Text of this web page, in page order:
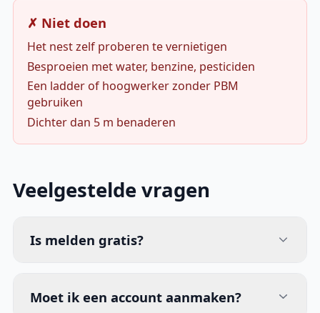
✗ Niet doen
Het nest zelf proberen te vernietigen
Besproeien met water, benzine, pesticiden
Een ladder of hoogwerker zonder PBM
gebruiken
Dichter dan 5 m benaderen
Veelgestelde vragen
Is melden gratis?
Moet ik een account aanmaken?